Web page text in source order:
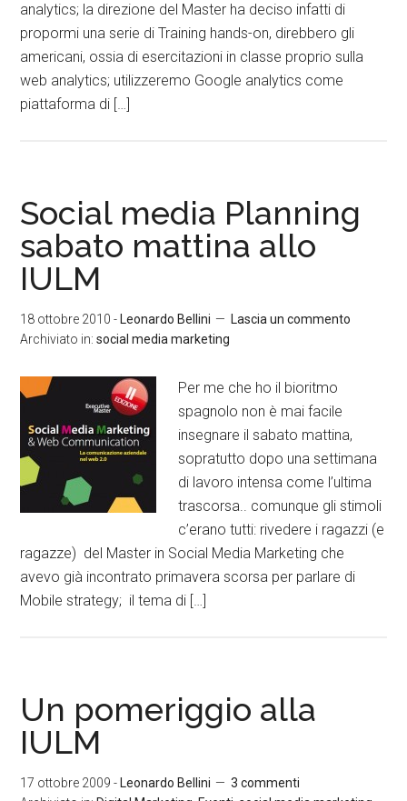
analytics; la direzione del Master ha deciso infatti di
propormi una serie di Training hands-on, direbbero gli
americani, ossia di esercitazioni in classe proprio sulla
web analytics; utilizzeremo Google analytics come
piattaforma di […]
Social media Planning
sabato mattina allo
IULM
18 ottobre 2010 - Leonardo Bellini
Lascia un commento
Archiviato in:social media marketing
Per me che ho il bioritmo
spagnolo non è mai facile
insegnare il sabato mattina,
sopratutto dopo una settimana
di lavoro intensa come l’ultima
trascorsa.. comunque gli stimoli
c’erano tutti: rivedere i ragazzi (e
ragazze) del Master in Social Media Marketing che
avevo già incontrato primavera scorsa per parlare di
Mobile strategy; il tema di […]
Un pomeriggio alla
IULM
17 ottobre 2009 - Leonardo Bellini
3 commenti